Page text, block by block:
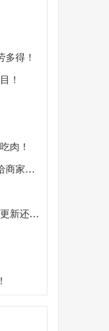
多得！
！
肉！
好评
精彩！